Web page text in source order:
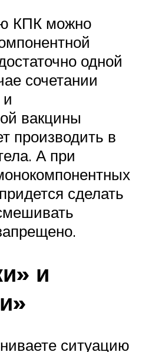
КПК можно
одной
сочетании
вакцины
производить в
А при
сделать
и
ситуацию